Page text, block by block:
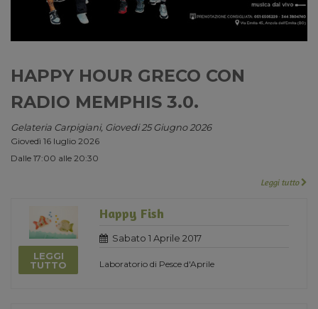
HAPPY HOUR GRECO CON
RADIO MEMPHIS 3.0.
Gelateria Carpigiani, Giovedi 25 Giugno 2026
Giovedì 16 luglio 2026
Dalle 17:00 alle 20:30
Leggi tutto
LEGGI
TUTTO
Happy Fish
Sabato 1 Aprile 2017
Laboratorio di Pesce d'Aprile